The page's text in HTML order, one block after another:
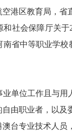
港区教育局，省
和社会保障厅关于
省中等职业学
业单位工作且与
由职业者，以及
澳台专业技术人